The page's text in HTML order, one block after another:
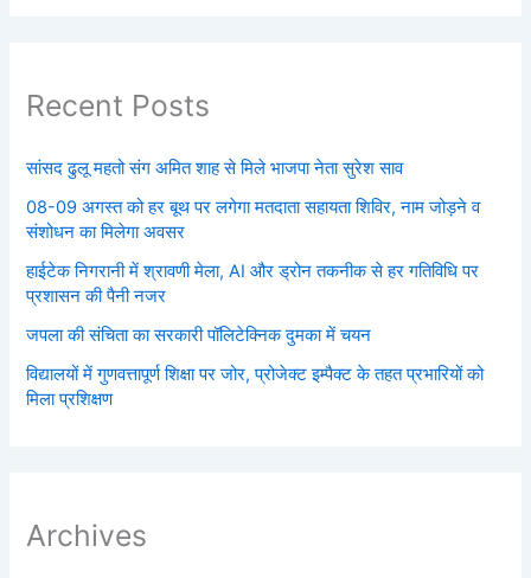
Recent Posts
सांसद ढुलू महतो संग अमित शाह से मिले भाजपा नेता सुरेश साव
08-09 अगस्त को हर बूथ पर लगेगा मतदाता सहायता शिविर, नाम जोड़ने व
संशोधन का मिलेगा अवसर
हाईटेक निगरानी में श्रावणी मेला, AI और ड्रोन तकनीक से हर गतिविधि पर
प्रशासन की पैनी नजर
जपला की संचिता का सरकारी पॉलिटेक्निक दुमका में चयन
विद्यालयों में गुणवत्तापूर्ण शिक्षा पर जोर, प्रोजेक्ट इम्पैक्ट के तहत प्रभारियों को
मिला प्रशिक्षण
Archives